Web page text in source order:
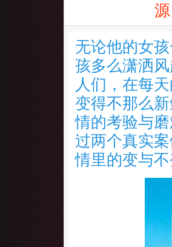
源
无论他的女
孩多么潇洒
人们，在每
变得不那么
情的考验与
过两个真实
情里的变与不